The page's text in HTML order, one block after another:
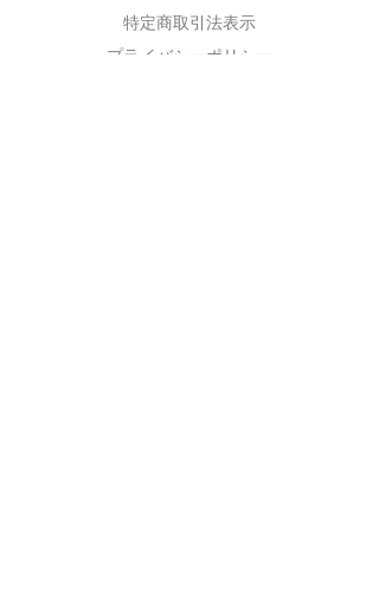
特定商取引法表示
プライバシーポリシー